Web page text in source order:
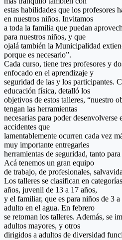
estas habilidades que los profesores
en nuestros niños. Invitamos
a toda la familia que puedan
para nuestros niños, y que
ojalá también la Municipalidad
porque es necesario”.
Cada curso, tiene tres profesores y
enfocado en el aprendizaje y
seguridad de las y los participantes.
educación física, detalló los
objetivos de estos talleres, “nuestro
tengan las herramientas
necesarias para poder
accidentes que
lamentablemente ocurren cada vez
muy importante entregarles
herramientas de seguridad, tanto
Acá tenemos un gran equipo
de trabajo, de profesionales,
Los talleres se clasifican en
años, juvenil de 13 a 17 años,
y el familiar, que es para niños de 3
adulto en el agua. En febrero
se retoman los talleres. Además, se
adultos mayores, y otros
dirigidos a adultos de diversidad